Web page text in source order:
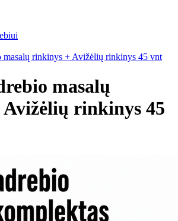
masalų rinkinys + Avižėlių rinkinys 45 vnt
masalų
rinkinys 45